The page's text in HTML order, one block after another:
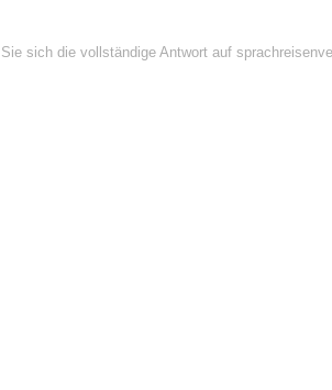
sich die vollständige Antwort auf